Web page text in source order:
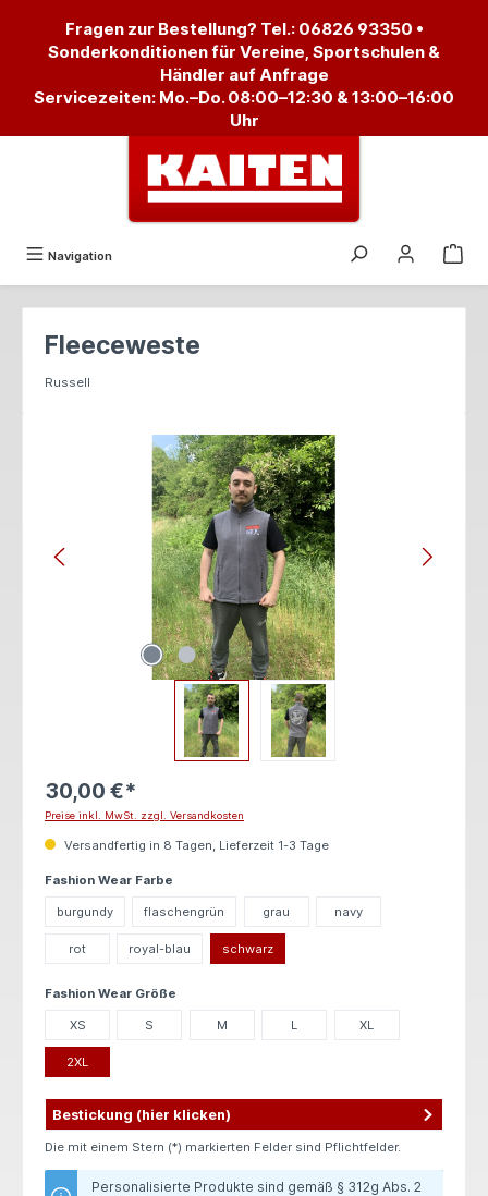
Fragen zur Bestellung? Tel.: 06826 93350 •
Sonderkonditionen für Vereine, Sportschulen &
Händler auf Anfrage
Servicezeiten: Mo.–Do. 08:00–12:30 & 13:00–16:00
Uhr
Navigation
Fleeceweste
Russell
Bildergalerie überspringen
30,00 €*
Preise inkl. MwSt. zzgl. Versandkosten
Versandfertig in 8 Tagen, Lieferzeit 1-3 Tage
Fashion Wear Farbe
burgundy flaschengrün grau navy
rot royal-blau schwarz
Fashion Wear Größe
XS S M L XL
2XL
Bestickung (hier klicken)
Die mit einem Stern (*) markierten Felder sind Pflichtfelder.
Personalisierte Produkte sind gemäß § 312g Abs. 2